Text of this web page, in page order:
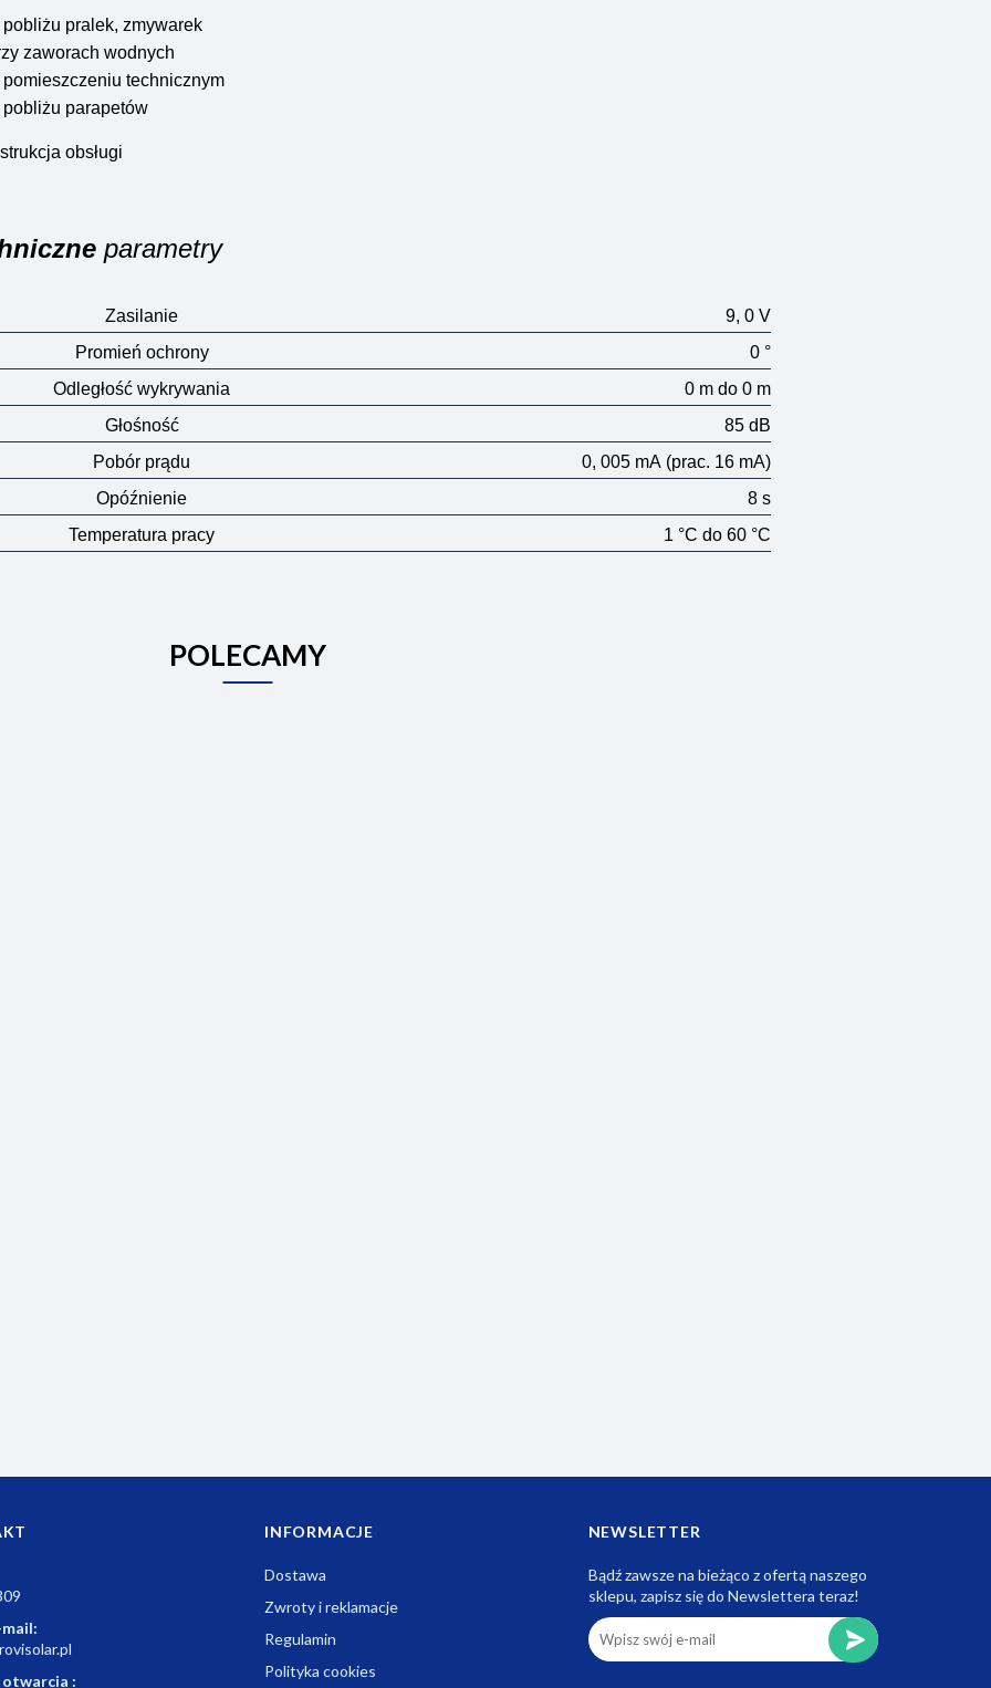
pralek, zmywarek
zaworach wodnych
technicznym
parapetów
obsługi
parametry
Zasilanie
9, 0 V
Promień ochrony
0 °
Odległość wykrywania
0 m do 0 m
Głośność
85 dB
Pobór prądu
0, 005 mA (prac. 16 mA)
Opóźnienie
8 s
Temperatura pracy
1 °C do 60 °C
POLECAMY
:
INFORMACJE
Dostawa
Zwroty i reklamacje
Regulamin
Polityka cookies
NEWSLETTER
Bądź zawsze na bieżąco z ofertą naszego
sklepu, zapisz się do Newslettera teraz!